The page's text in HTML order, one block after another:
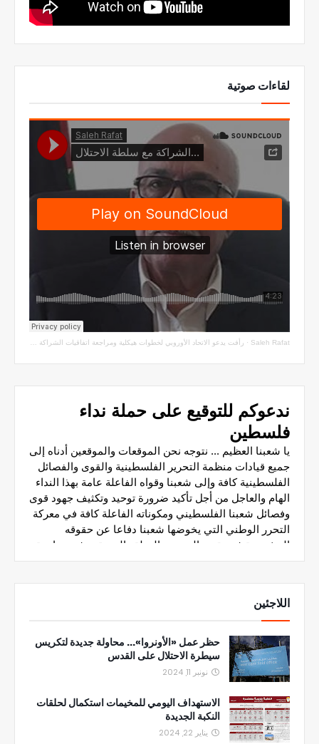
لقاءات صوتية
Saleh Rafat
· رأفت يدعو الاتحاد الأوروبي لخطوات هيكلية ومراجعة اتفاقيات الشراكة مع سلطة الاحتلال
اللاجئين
حظر عمل «الأونروا»... محاولة جديدة لتكريس
سيطرة الاحتلال على القدس
نونبر 11, 2024
الاستهداف اليومي للمخيمات استكمال لحلقات
النكبة الجديدة
يناير 22, 2024